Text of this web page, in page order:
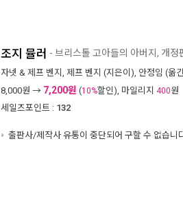
조지 뮬러 - 브리스톨 고아들의 아버지, 개정
자넷 & 제프 벤지 , 제프 벤지 (지은이), 안정임 (옮
8,000원 → 7,200원 (10%할인), 마일리지 400원
세일즈포인트 : 132
출판사/제작사 유통이 중단되어 구할 수 없습니